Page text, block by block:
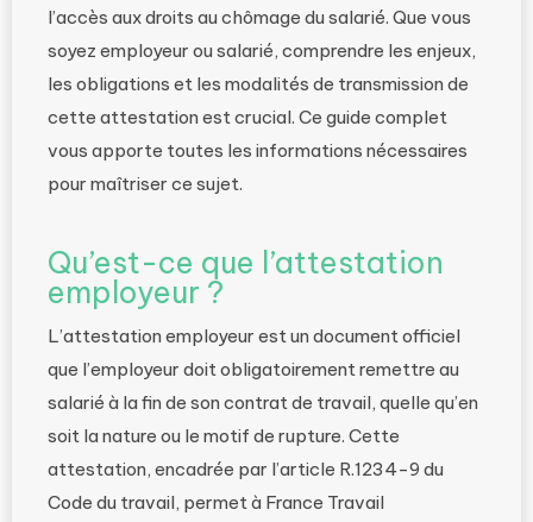
l’accès aux droits au chômage du salarié. Que vous
soyez employeur ou salarié, comprendre les enjeux,
les obligations et les modalités de transmission de
cette attestation est crucial. Ce guide complet
vous apporte toutes les informations nécessaires
pour maîtriser ce sujet.
Qu’est-ce que l’attestation
employeur ?
L’attestation employeur est un document officiel
que l’employeur doit obligatoirement remettre au
salarié à la fin de son contrat de travail, quelle qu’en
soit la nature ou le motif de rupture. Cette
attestation, encadrée par l’article R.1234-9 du
Code du travail, permet à France Travail